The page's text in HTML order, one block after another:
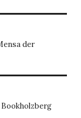
der
Bookholzberg